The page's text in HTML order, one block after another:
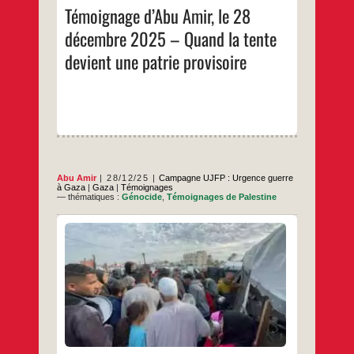
Témoignage d’Abu Amir, le 28
décembre 2025 – Quand la tente
devient une patrie provisoire
2025
–
Quand
la
tente
devient
une
Abu Amir 28/12/25
Campagne UJFP : Urgence guerre
à Gaza |Gaza |Témoignages
— thématiques :Génocide ,Témoignages de Palestine
À Gaza la douleur devient un mode de vie
nous écrit Abu Amir le 27 Décembre pour
rendre compte des actions persistantes des
équipes de l’UJFP. Dans la bande de Gaza,
les tragédies ne se mesurent ni au nombre
de jours ni au changement des titres
politiques, mais au poids
…
Témoignage
d’Abu
Amir,
le
27
…